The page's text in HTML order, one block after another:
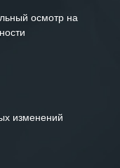
осмотр на
изменений